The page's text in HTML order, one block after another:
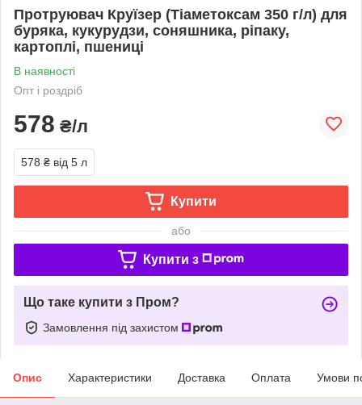
Протруювач Круїзер (Тіаметоксам 350 г/л) для
буряка, кукурудзи, соняшника, ріпаку,
картоплі, пшениці
В наявності
Опт і роздріб
578 ₴/л
578 ₴ від 5 л
Купити
або
Купити з
Що таке купити з Пром?
Замовлення під захистом
Опис Характеристики Доставка Оплата Умови